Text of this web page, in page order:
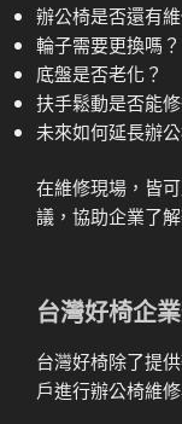
辦公椅是否還有
輪子需要更換嗎？
底盤是否老化？
扶手鬆動是否能修
未來如何延長辦
在維修現場，皆
議，協助企業了
台灣好椅企
台灣好椅除了提
戶進行辦公椅維